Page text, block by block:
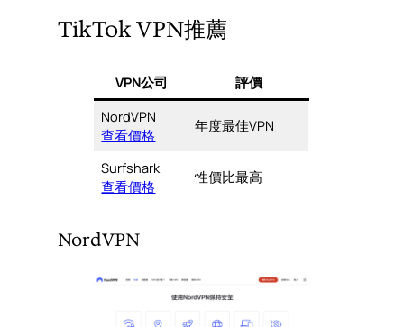
TikTok VPN推薦
VPN公司
評價
NordVPN
查看價格
年度最佳VPN
Surfshark
查看價格
性價比最高
NordVPN